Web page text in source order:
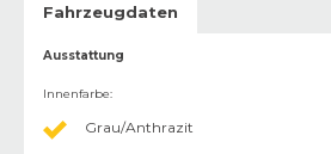
Fahrzeugdaten
Ausstattung
Innenfarbe:
Grau/Anthrazit